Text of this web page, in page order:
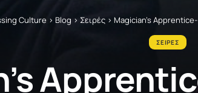
Culture > Blog > Σειρές > Magician’s
ΣΕΙΡΕΣ